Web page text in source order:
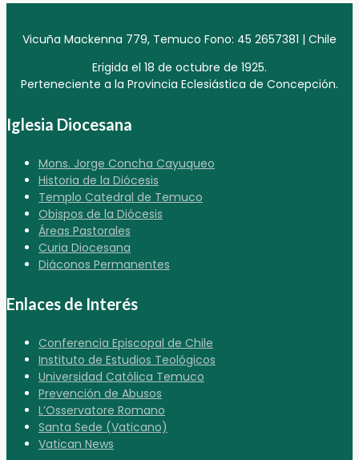
Vicuña Mackenna 779, Temuco Fono: 45 2657381 | Chile
Erigida el 18 de octubre de 1925.
Perteneciente a la Provincia Eclesiástica de Concepción.
Iglesia Diocesana
Mons. Jorge Concha Cayuqueo
Historia de la Diócesis
Templo Catedral de Temuco
Obispos de la Diócesis
Áreas Pastorales
Curia Diocesana
Diáconos Permanentes
Enlaces de Interés
Conferencia Episcopal de Chile
Instituto de Estudios Teológicos
Universidad Católica Temuco
Prevención de Abusos
L’Osservatore Romano
Santa Sede (Vaticano)
Vatican News